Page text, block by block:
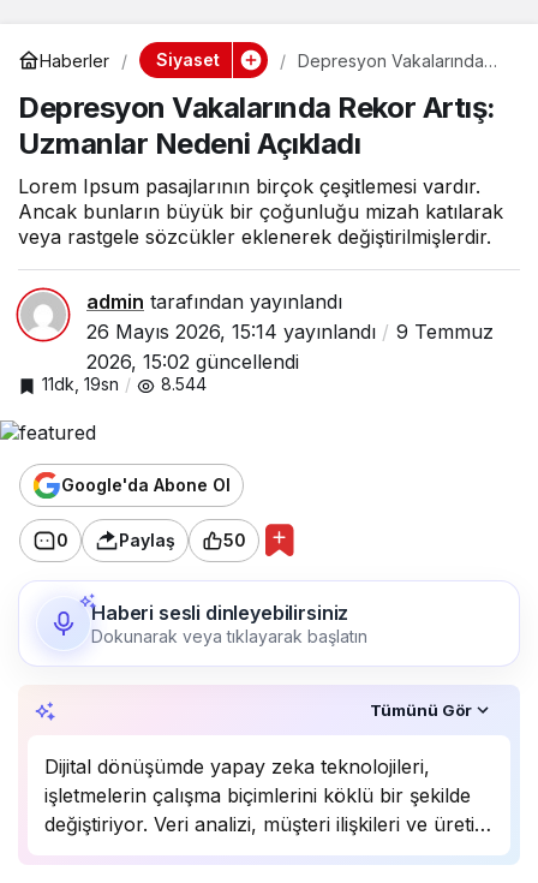
Haberler Siyaset
Depresyon Vakalarında
Nedeni Açıkladı
Depresyon Vakalarında Rekor Artış:
Uzmanlar Nedeni Açıkladı
Lorem Ipsum pasajlarının birçok çeşitlemesi vardır.
Ancak bunların büyük bir çoğunluğu mizah katılarak
veya rastgele sözcükler eklenerek değiştirilmişlerdir.
admin tarafından yayınlandı
26 Mayıs 2026, 15:14 yayınlandı
9 Temmuz
2026, 15:02 güncellendi
11dk, 19sn 8.544
Google'da Abone Ol
0 Paylaş 50
Haberi sesli dinleyebilirsiniz
Dokunarak veya tıklayarak başlatın
Tümünü Gör
Dijital dönüşümde yapay zeka teknolojileri,
işletmelerin çalışma biçimlerini köklü bir şekilde
değiştiriyor. Veri analizi, müşteri ilişkileri ve üretim
süreçlerinde önemli bir rol oynayan yapay zeka,